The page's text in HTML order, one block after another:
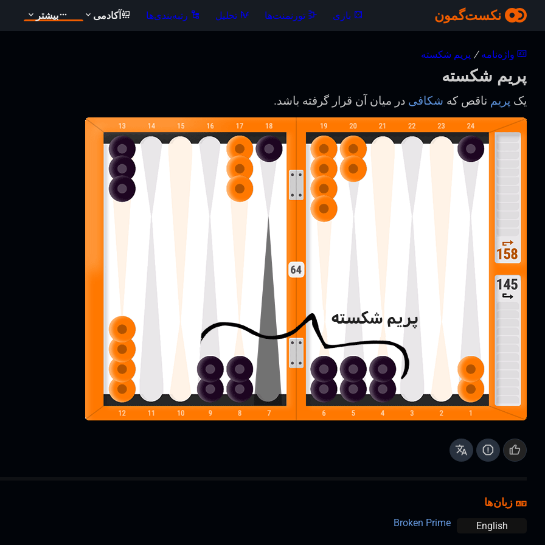
نکست‌گمون بازی تورنمنت‌ها تحلیل رتبه‌بندی‌ها آکادمی بیشتر
واژه‌نامه / پریم شکسته
پریم شکسته
یک پریم ناقص که شکافی در میان آن قرار گرفته باشد.
زبان‌ها
English
Broken Prime